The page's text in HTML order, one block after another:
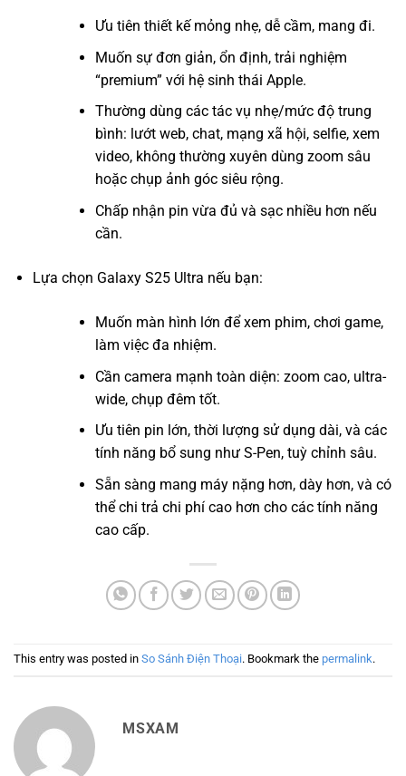
Ưu tiên thiết kế mỏng nhẹ, dễ cầm, mang đi.
Muốn sự đơn giản, ổn định, trải nghiệm
“premium” với hệ sinh thái Apple.
Thường dùng các tác vụ nhẹ/mức độ trung
bình: lướt web, chat, mạng xã hội, selfie, xem
video, không thường xuyên dùng zoom sâu
hoặc chụp ảnh góc siêu rộng.
Chấp nhận pin vừa đủ và sạc nhiều hơn nếu
cần.
Lựa chọn Galaxy S25 Ultra nếu bạn:
Muốn màn hình lớn để xem phim, chơi game,
làm việc đa nhiệm.
Cần camera mạnh toàn diện: zoom cao, ultra-
wide, chụp đêm tốt.
Ưu tiên pin lớn, thời lượng sử dụng dài, và các
tính năng bổ sung như S-Pen, tuỳ chỉnh sâu.
Sẵn sàng mang máy nặng hơn, dày hơn, và có
thể chi trả chi phí cao hơn cho các tính năng
cao cấp.
This entry was posted in So Sánh Điện Thoại. Bookmark the permalink.
MSXAM